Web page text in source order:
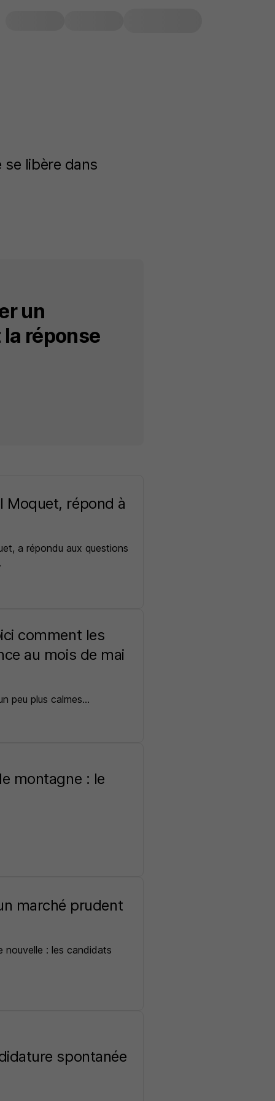
libère dans
un
réponse
Moquet, répond à
a répondu aux questions
comment les
au mois de mai
peu plus calmes…
montagne : le
marché prudent
nouvelle : les candidats
spontanée